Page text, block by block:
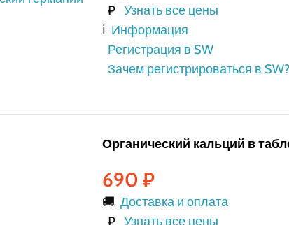
₽ Узнать все цены
ℹ️ Информация
Регистрация в SW
Зачем регистрироваться в SW?
Органический кальций в
690 ₽
🚚 Доставка и оплата
₽ Узнать все цены